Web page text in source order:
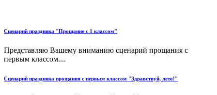
Сценарий праздника "Прощание с 1 классом"
Представляю Вашему вниманию сценарий прощания с
первым классом....
Сценарий праздника прощания с первым классом "Здравствуй, лето!"